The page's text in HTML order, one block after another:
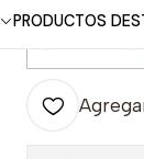
PRODUCTOS
Cantidad